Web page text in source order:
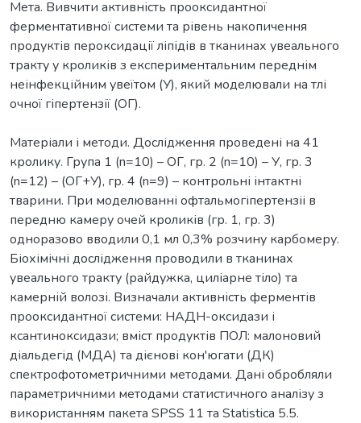
Мета. Вивчити активність прооксидантної
ферментативної системи та рівень накопичення
продуктів пероксидації ліпідів в тканинах увеального
тракту у кроликів з експериментальним переднім
неінфекційним увеїтом (У), який моделювали на тлі
очної гіпертензії (ОГ).
Матеріали і методи. Дослідження проведені на 41
кролику. Група 1 (n=10) – ОГ, гр. 2 (n=10) – У, гр. 3
(n=12) – (ОГ+У), гр. 4 (n=9) – контрольні інтактні
тварини. При моделюванні офтальмогіпертензіі в
передню камеру очей кроликів (гр. 1, гр. 3)
одноразово вводили 0,1 мл 0,3% розчину карбомеру.
Біохімічні дослідження проводили в тканинах
увеального тракту (райдужка, циліарне тіло) та
камерній волозі. Визначали активність ферментів
прооксидантної системи: НАДН-оксидази і
ксантиноксидази; вміст продуктів ПОЛ: малоновий
діальдегід (МДА) та дієнові кон'югати (ДК)
спектрофотометричними методами. Дані обробляли
параметричними методами статистичного аналізу з
використанням пакета SPSS 11 та Statistica 5.5.